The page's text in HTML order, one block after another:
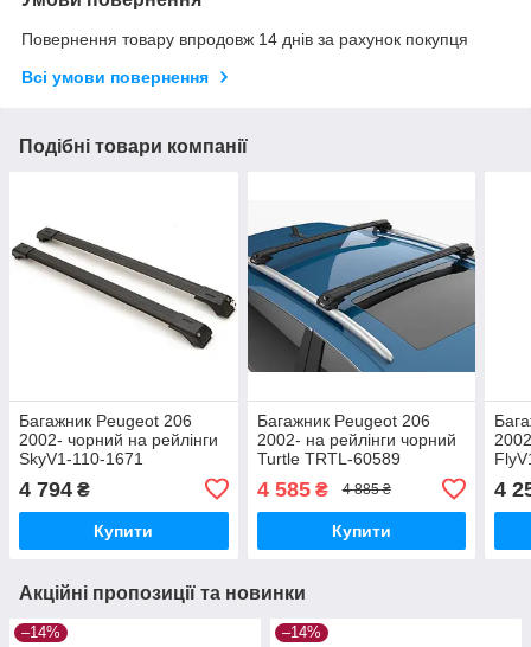
Повернення товару впродовж 14 днів за рахунок покупця
Всі умови повернення
Подібні товари компанії
Багажник Peugeot 206
2002- чорний на рейлінги
SkyV1-110-1671
4 794 ₴
Купити
Багажник Peugeot 206
2002- на рейлінги чорний
Turtle TRTL-60589
4 585₴ 4 885 ₴
Купити
4
Акційні пропозиції та новинки
–14% –14%